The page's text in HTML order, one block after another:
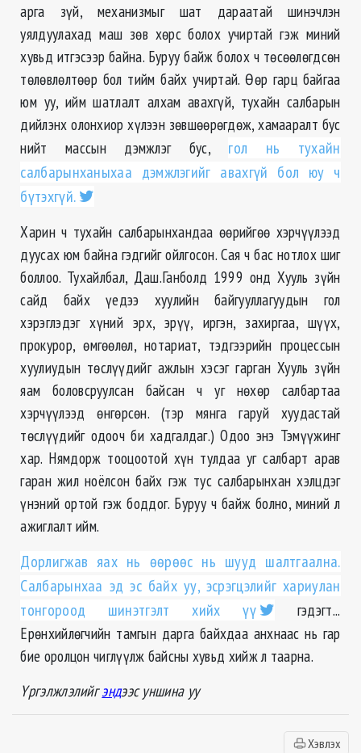
арга зүй, механизмыг шат дараатай шинэчлэн
уялдуулахад маш зөв хөрс болох учиртай гэж миний
хувьд итгэсээр байна. Буруу байж болох ч төсөөлөгдсөн
төлөвлөлтөөр бол тийм байх учиртай. Өөр гарц байгаа
юм уу, ийм шатлалт алхам авахгүй, тухайн салбарын
дийлэнх олонхиор хүлээн зөвшөөрөгдөж, хамааралт бус
нийт массын дэмжлэг бус, гол нь тухайн
салбарынханыхаа дэмжлэгийг авахгүй бол юу ч
бүтэхгүй.
Харин ч тухайн салбарынхандаа өөрийгөө хэрчүүлээд
дуусах юм байна гэдгийг ойлгосон. Сая ч бас нотлох шиг
боллоо. Тухайлбал, Даш.Ганболд 1999 онд Хууль зүйн
сайд байх үедээ хуулийн байгууллагуудын гол
хэрэглэдэг хүний эрх, эрүү, иргэн, захиргаа, шүүх,
прокурор, өмгөөлөл, нотариат, тэдгээрийн процессын
хуулиудын төслүүдийг ажлын хэсэг гарган Хууль зүйн
яам боловсруулсан байсан ч уг нөхөр салбартаа
хэрчүүлээд өнгөрсөн. (тэр мянга гаруй хуудастай
төслүүдийг одооч би хадгалдаг.) Одоо энэ Тэмүүжинг
хар. Нямдорж тооцоотой хүн тулдаа уг салбарт арав
гаран жил ноёлсон байх гэж тус салбарынхан хэлцдэг
үнэний ортой гэж боддог. Буруу ч байж болно, миний л
ажиглалт ийм.
Дорлигжав яах нь өөрөөс нь шууд шалтгаална.
Салбарынхаа эд эс байх уу, эсрэгцэлийг хариулан
тонгороод шинэтгэлт хийх үү
гэдэгт...
Ерөнхийлөгчийн тамгын дарга байхдаа анхнаас нь гар
бие оролцон чиглүүлж байсны хувьд хийж л таарна.
Үргэлжлэлийгэндээс уншина уу
Хэвлэх